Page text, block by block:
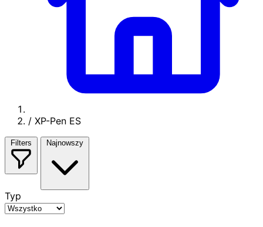
/ XP-Pen ES
Filters Najnowszy
Typ